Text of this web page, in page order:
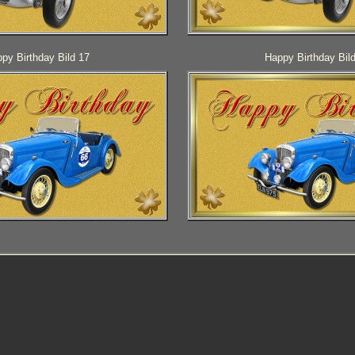
Birthday Bild 17 Happy Birthday